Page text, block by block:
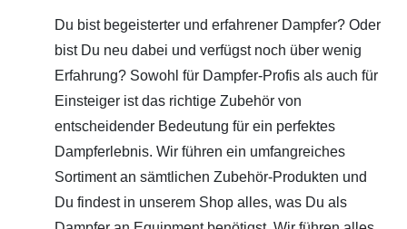
Du bist begeisterter und erfahrener Dampfer? Oder
bist Du neu dabei und verfügst noch über wenig
Erfahrung? Sowohl für Dampfer-Profis als auch für
Einsteiger ist das richtige Zubehör von
entscheidender Bedeutung für ein perfektes
Dampferlebnis. Wir führen ein umfangreiches
Sortiment an sämtlichen Zubehör-Produkten und
Du findest in unserem Shop alles, was Du als